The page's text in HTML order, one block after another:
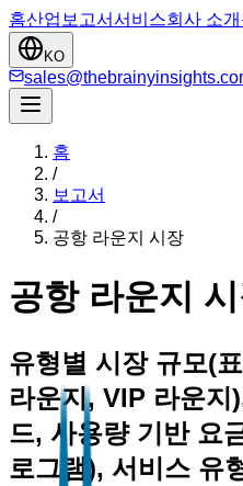
홈산업 보고서서비스회사 소개
KO
홈
/
보고서
/
공항 라운지 시장
공항 라운지
유형별 시장 규모(
라운지, VIP 라운
드, 사용량 기반 요
로그램), 서비스 유